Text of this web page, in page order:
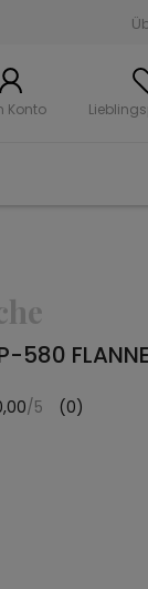
Konto
/5 (0)